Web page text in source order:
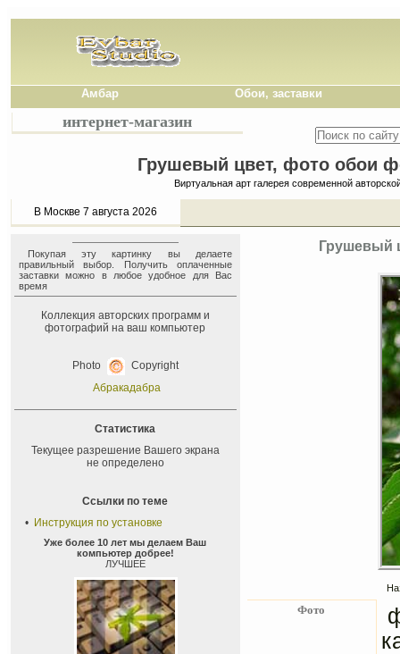
Амбар Обои, заставки
интернет-магазин
Грушевый цвет, фото обои
Виртуальная арт галерея современной
В Москве 7 августа 2026
Покупая эту картинку вы делаете
правильный выбор. Получить оплаченные
заставки можно в любое удобное для Вас
время
Коллекция авторских программ и
фотографий на ваш компьютер
Photo
Copyright
Абракадабра
Статистика
Текущее разрешение Вашего экрана
не определено
Ссылки по теме
• Инструкция по установке
Уже более 10 лет мы делаем Ваш
компьютер добрее!
ЛУЧШЕЕ
Грушевый
Фото